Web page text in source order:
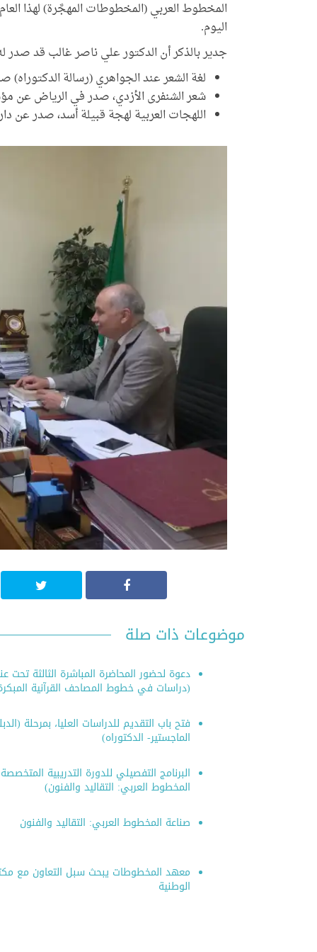
اليوم.
جدير بالذكر أن الدكتور علي ناصر غالب قد صدر
لغة الشعر عند الجواهري (رسالة
شعر الشنفرى الأزدي، صدر في الرياض عن
اللهجات العربية لهجة قبيلة أسد، صدر عن
موضوعات ذات صلة
دعوة لحضور المحاضرة المباشرة الثالثة تحت
(دراسات في خطوط المصاحف القرآنية
فتح باب التقديم للدراسات العليا، بمرحلة
الماجستير- الدكتوراه)
البرنامج التفصيلي للدورة التدريبية
المخطوط العربي: التقاليد والفنون)
صناعة المخطوط العربي: التقاليد والفنون
معهد المخطوطات يبحث سبل التعاون مع
الوطنية